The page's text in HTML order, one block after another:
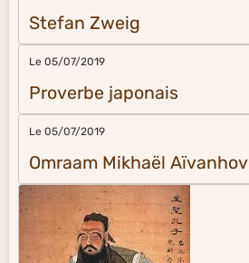
Stefan Zweig
Le 05/07/2019
Proverbe japonais
Le 05/07/2019
Omraam Mikhaël Aïvanhov